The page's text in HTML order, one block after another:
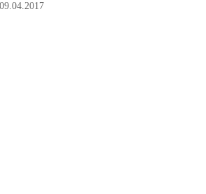
09.04.2017